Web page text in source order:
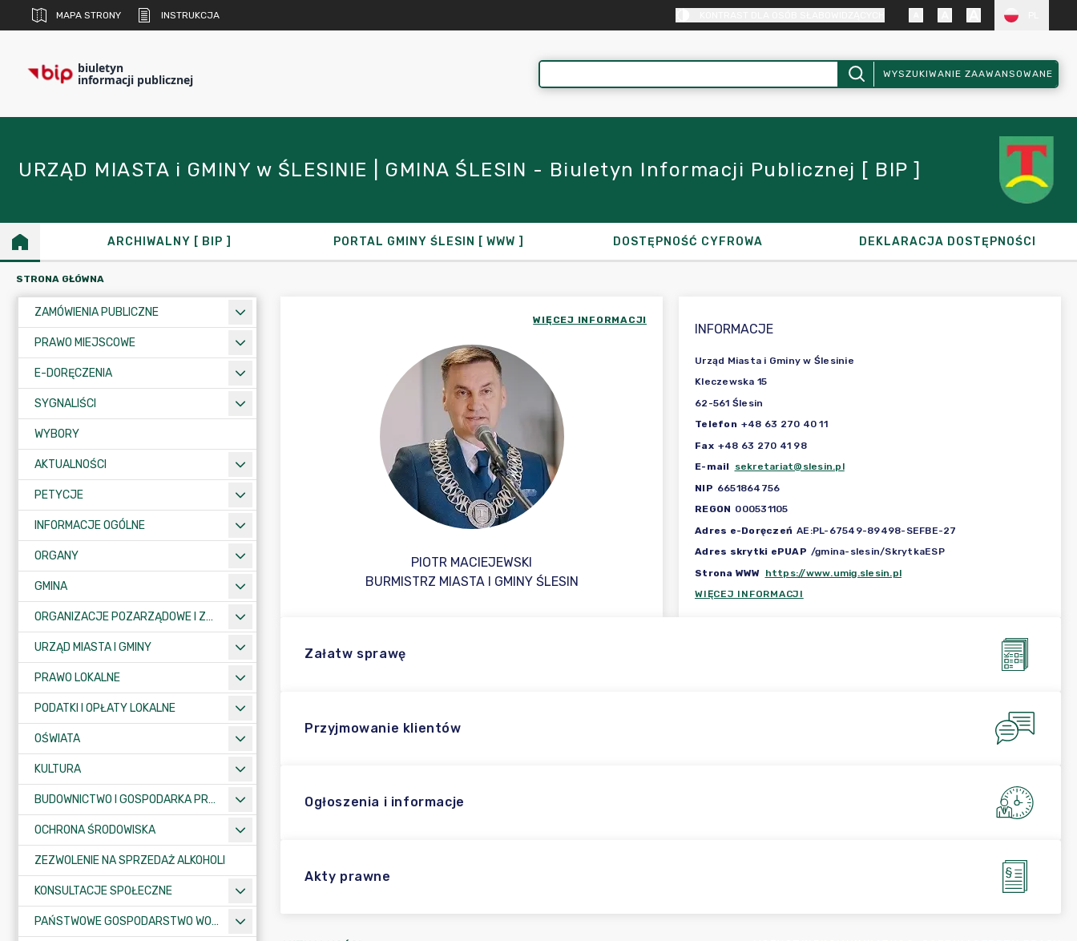
MAPA STRONY INSTRUKCJA
biuletyn
informacji publicznej WYSZUKIWANIE ZAAWANSOWANE
URZĄD MIASTA i GMINY w ŚLESINIE | GMINA ŚLESIN - Biuletyn Informacji Publicznej [ BIP ]
ARCHIWALNY [ BIP ] PORTAL GMINY ŚLESIN [ WWW ] DOSTĘPNOŚĆ CYFROWA DEKLARACJA DOSTĘPNOŚCI
STRONA GŁÓWNA
ZAMÓWIENIA PUBLICZNE
PRAWO MIEJSCOWE
E-DORĘCZENIA
SYGNALIŚCI
WYBORY
AKTUALNOŚCI
PETYCJE
INFORMACJE OGÓLNE
ORGANY
GMINA
ORGANIZACJE POZARZĄDOWE I ZWIĄZKI MIĘDZYGMINNE
URZĄD MIASTA I GMINY
PRAWO LOKALNE
PODATKI I OPŁATY LOKALNE
OŚWIATA
KULTURA
BUDOWNICTWO I GOSPODARKA PRZESTRZENNA
OCHRONA ŚRODOWISKA
ZEZWOLENIE NA SPRZEDAŻ ALKOHOLI
KONSULTACJE SPOŁECZNE
PAŃSTWOWE GOSPODARSTWO WODNE WODY POLSKIE
PIOTR MACIEJEWSKI
WIĘCEJ INFORMACJI
BURMISTRZ MIASTA I GMINY ŚLESIN
INFORMACJE
Urząd Miasta i Gminy w Ślesinie
Kleczewska 15
62-561 Ślesin
Telefon +48 63 270 40 11
Fax +48 63 270 41 98
E-mail
sekretariat@slesin.pl
NIP 6651864756
REGON 000531105
Adres e-Doręczeń AE:PL-67549-89498-SEFBE-27
Adres skrytki ePUAP /gmina-slesin/SkrytkaESP
Strona WWW https://www.umig.slesin.pl
WIĘCEJ INFORMACJI
Załatw sprawę
Przyjmowanie klientów
Ogłoszenia i informacje
Akty prawne